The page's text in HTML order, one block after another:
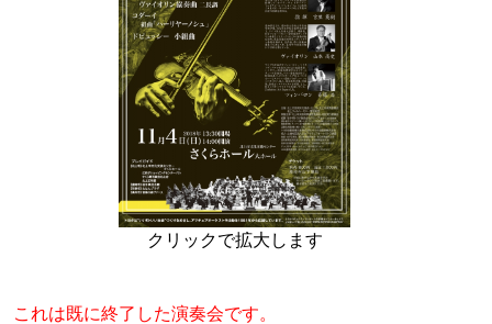
クリックで拡大します
これは既に終了した演奏会です。